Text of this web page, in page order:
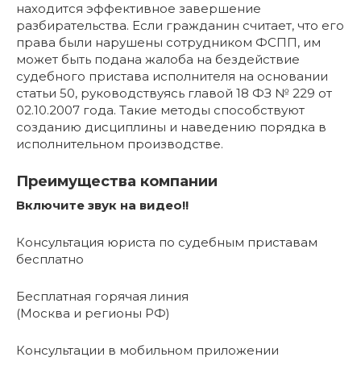
находится эффективное завершение
разбирательства. Если гражданин считает, что его
права были нарушены сотрудником ФСПП, им
может быть подана жалоба на бездействие
судебного пристава исполнителя на основании
статьи 50, руководствуясь главой 18 ФЗ № 229 от
02.10.2007 года. Такие методы способствуют
созданию дисциплины и наведению порядка в
исполнительном производстве.
Преимущества компании
Включите звук на видео!!
Консультация юриста по судебным приставам
бесплатно
Бесплатная горячая линия
(Москва и регионы РФ)
Консультации в мобильном приложении